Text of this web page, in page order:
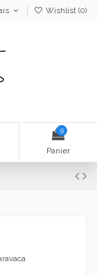
Wishlist (0)
0
Panier